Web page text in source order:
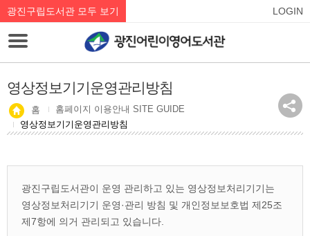
광진구립도서관 모두 보기 LOGIN
영상정보기기운영관리방침
홈
홈페이지 이용안내 SITE GUIDE
영상정보기기운영관리방침
광진구립도서관이 운영 관리하고 있는 영상정보처리기기는
영상정보처리기기 운영·관리 방침 및 개인정보보호법 제25조
제7항에 의거 관리되고 있습니다.